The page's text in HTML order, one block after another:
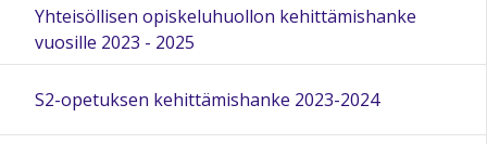
Yhteisöllisen opiskeluhuollon kehittämishanke
vuosille 2023 - 2025
S2-opetuksen kehittämishanke 2023-2024